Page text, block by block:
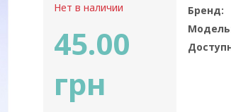
Нет в наличии
45.00
грн
Бренд: